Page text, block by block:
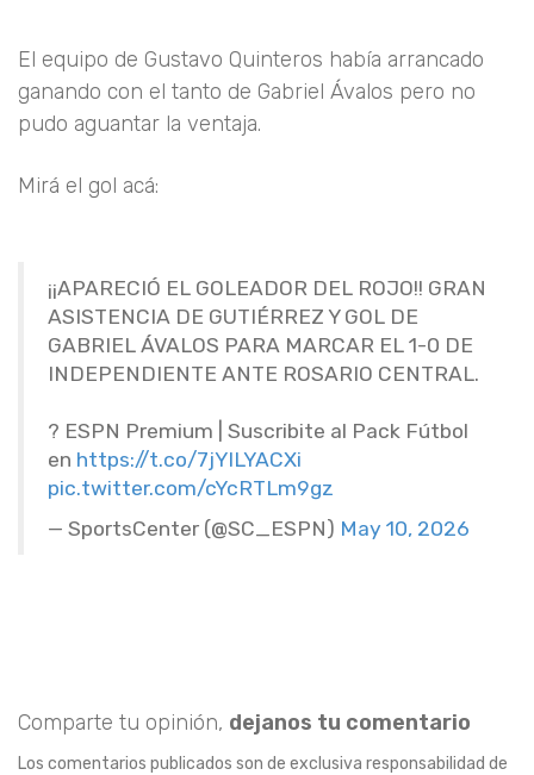
El equipo de Gustavo Quinteros había arrancado
ganando con el tanto de Gabriel Ávalos pero no
pudo aguantar la ventaja.
Mirá el gol acá:
¡¡APARECIÓ EL GOLEADOR DEL ROJO!! GRAN
ASISTENCIA DE GUTIÉRREZ Y GOL DE
GABRIEL ÁVALOS PARA MARCAR EL 1-0 DE
INDEPENDIENTE ANTE ROSARIO CENTRAL.
? ESPN Premium | Suscribite al Pack Fútbol
en https://t.co/7jYILYACXi
pic.twitter.com/cYcRTLm9gz
— SportsCenter (@SC_ESPN) May 10, 2026
Comparte tu opinión, dejanos tu comentario
Los comentarios publicados son de exclusiva responsabilidad de